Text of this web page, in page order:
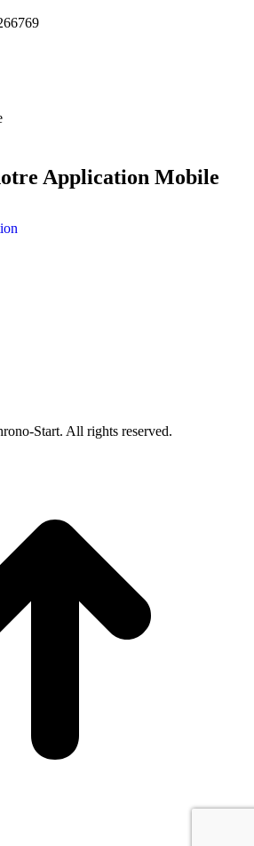
Application Mobile
Start. All rights reserved.